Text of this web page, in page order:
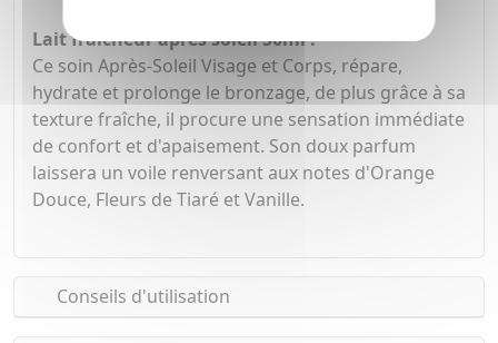
Lait fraicheur après soleil 50ml :
Ce soin Après-Soleil Visage et Corps, répare,
hydrate et prolonge le bronzage, de plus grâce à sa
texture fraîche, il procure une sensation immédiate
de confort et d'apaisement. Son doux parfum
laissera un voile renversant aux notes d'Orange
Douce, Fleurs de Tiaré et Vanille.
Conseils d'utilisation